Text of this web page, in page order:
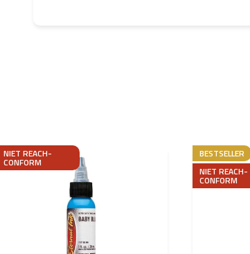
NIET REACH-
CONFORM
BESTSELLER
NIET REACH-
CONFORM